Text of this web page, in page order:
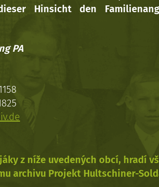
Hinsicht den
PA
z níže uvedených obcí, hradí
archivu Projekt Hultschiner-